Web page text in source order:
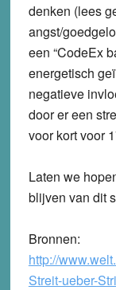
denken (lees
angst/
een “CodeEx
energetisch
negatieve
door er een
voor kort voor
Laten we
blijven van dit
Bronnen:
http://
Streit-ueber-